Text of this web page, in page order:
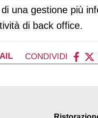
una gestione più
di back office.
CONDIVIDI
un livello superiore